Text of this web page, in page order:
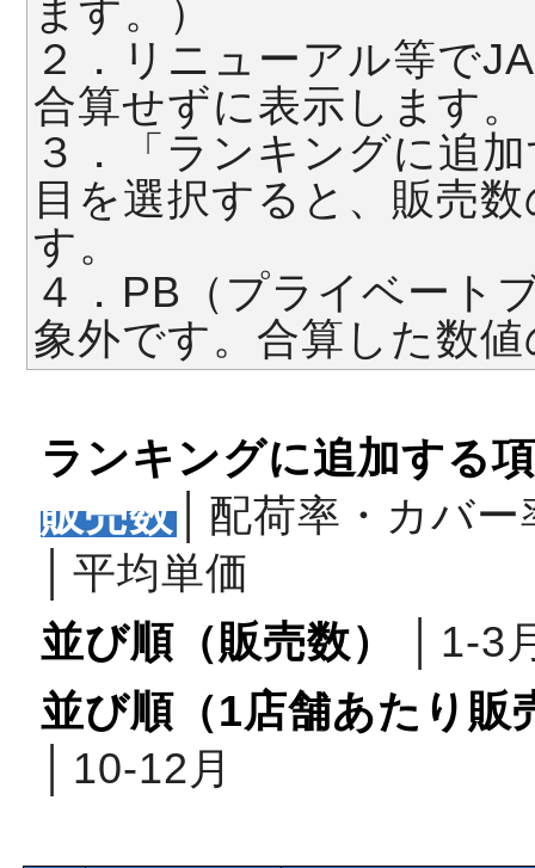
ます。）
２．リニューアル等で
合算せずに表示します。
３．「ランキングに追
目を選択すると、販売
す。
４．PB（プライベート
象外です。合算した数
ランキングに追加する
販売数
配荷率・カバー
平均単価
並び順（販売数）
1‐3
並び順（1店舗あたり販
10‐12月